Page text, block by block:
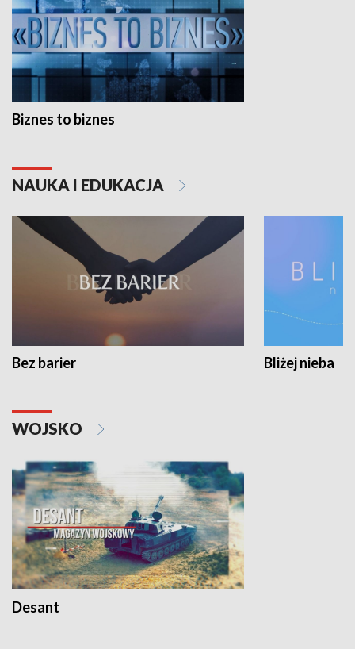
Biznes to biznes
NAUKA I EDUKACJA
Bez barier Bliżej nieba
WOJSKO
Desant